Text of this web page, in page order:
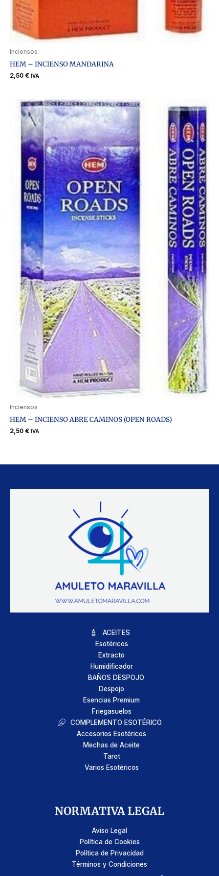
Inciensos
HEM – INCIENSO MANDARINA
2,50 € IVA
Inciensos
HEM – INCIENSO ABRE CAMINOS (OPEN ROADS)
2,50 € IVA
ACEITES
Esotéricos
Extracto
Humidificador
BAÑOS DESPOJO
Despojo
Esencias Premium
Friegasuelos
COMPLEMENTO ESOTÉRICO
Accesorios Esotéricos
Mechas de Aceite
Tarot
Varios Esotéricos
NORMATIVA LEGAL
Aviso Legal
Política de Cookies
Política de Privacidad
Términos y Condiciones